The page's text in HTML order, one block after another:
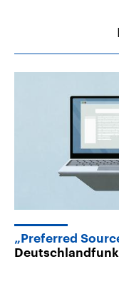
„Preferred